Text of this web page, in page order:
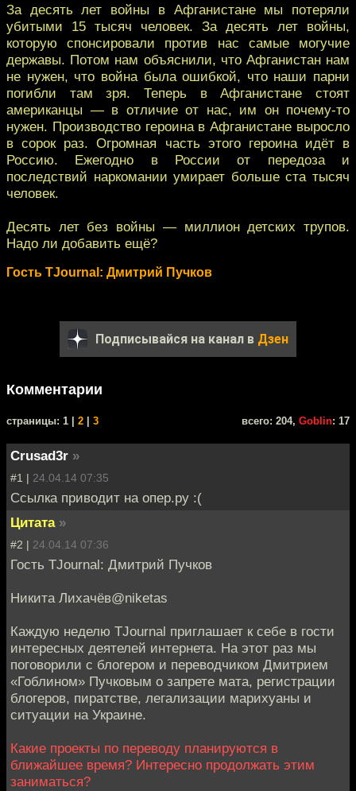
За десять лет войны в Афганистане мы потеряли
убитыми 15 тысяч человек. За десять лет войны,
которую спонсировали против нас самые могучие
державы. Потом нам объяснили, что Афганистан нам
не нужен, что война была ошибкой, что наши парни
погибли там зря. Теперь в Афганистане стоят
американцы — в отличие от нас, им он почему-то
нужен. Производство героина в Афганистане выросло
в сорок раз. Огромная часть этого героина идёт в
Россию. Ежегодно в России от передоза и
последствий наркомании умирает больше ста тысяч
человек.
Десять лет без войны — миллион детских трупов.
Надо ли добавить ещё?
Гость TJournal: Дмитрий Пучков
Подписывайся на канал в Дзен
Комментарии
cтраницы: 1 | 2 3 всего: 204, Goblin: 17
Crusad3r »
#1 | 24.04.14 07:35
Ссылка приводит на опер.ру :(
Цитата »
#2 | 24.04.14 07:36
Гость TJournal: Дмитрий Пучков
Никита Лихачёв@niketas
Каждую неделю TJournal приглашает к себе в гости
интересных деятелей интернета. На этот раз мы
поговорили с блогером и переводчиком Дмитрием
«Гоблином» Пучковым о запрете мата, регистрации
блогеров, пиратстве, легализации марихуаны и
ситуации на Украине.
Какие проекты по переводу планируются в
ближайшее время? Интересно продолжать этим
заниматься?